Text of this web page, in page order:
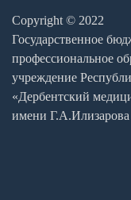
Copyright © 2022
Государственное
профессиональное
учреждение
«Дербентский
имени Г.А.Илизарова